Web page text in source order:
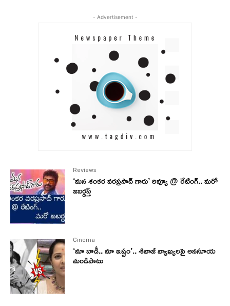
- Advertisement -
Reviews
‘మన శంకర వరప్రసాద్ గారు’ రివ్యూ @ రేటింగ్.. మరో
జబర్దస్త్
Cinema
‘మా బాడీ.. మా ఇష్టం’.. శివాజీ వ్యాఖ్యలపై అనసూయ
మండిపాటు